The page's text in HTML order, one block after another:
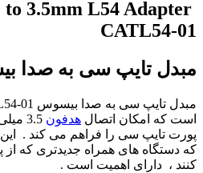
to 3.5mm L54 Adapter
CATL54-01
مبدل تایپ سی به صدا
است که امکان اتصال هدفون
پورت تایپ سی را فراهم می ‌کند . این
که دستگاه‌ های همراه جدیدتری که
‌کنند ، دارای اهمیت است .